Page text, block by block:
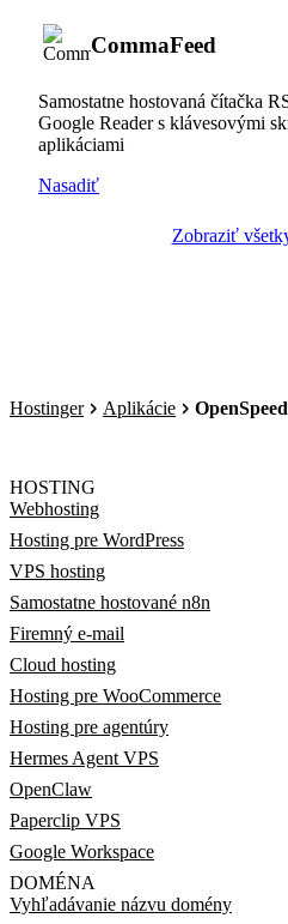
CommaFeed
Samostatne hostovaná čítačka
Google Reader s klávesovými
aplikáciami
Nasadiť
Zobraziť
Hostinger Aplikácie
HOSTING
Webhosting
Hosting pre WordPress
VPS hosting
Samostatne hostované n8n
Firemný e-mail
Cloud hosting
Hosting pre WooCommerce
Hosting pre agentúry
Hermes Agent VPS
OpenClaw
Paperclip VPS
Google Workspace
DOMÉNA
Vyhľadávanie názvu domény